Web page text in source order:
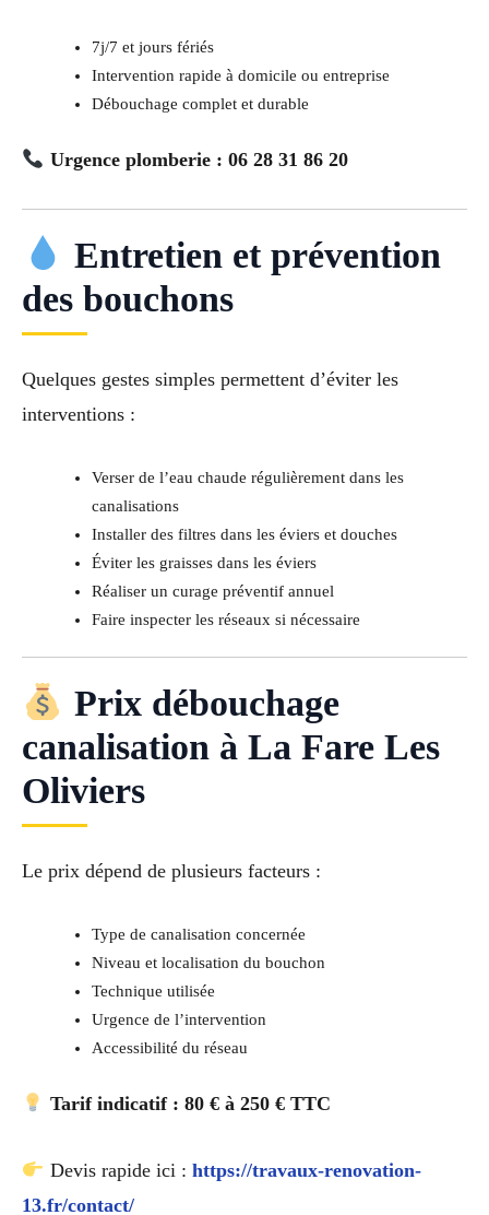
7j/7 et jours fériés
Intervention rapide à domicile ou entreprise
Débouchage complet et durable
Urgence plomberie : 06 28 31 86 20
Entretien et prévention
des bouchons
Quelques gestes simples permettent d’éviter les
interventions :
Verser de l’eau chaude régulièrement dans les
canalisations
Installer des filtres dans les éviers et douches
Éviter les graisses dans les éviers
Réaliser un curage préventif annuel
Faire inspecter les réseaux si nécessaire
Prix débouchage
canalisation à La Fare Les
Oliviers
Le prix dépend de plusieurs facteurs :
Type de canalisation concernée
Niveau et localisation du bouchon
Technique utilisée
Urgence de l’intervention
Accessibilité du réseau
Tarif indicatif : 80 € à 250 € TTC
Devis rapide ici : https://travaux-renovation-
13.fr/contact/